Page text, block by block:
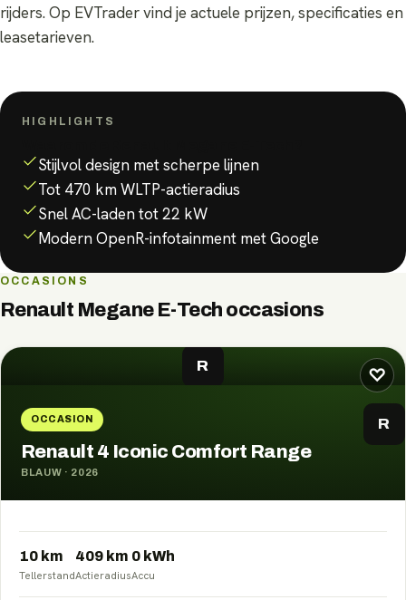
rijders. Op EVTrader vind je actuele prijzen, specificaties en
leasetarieven.
HIGHLIGHTS
Stijlvol design met scherpe lijnen
Tot 470 km WLTP-actieradius
Snel AC-laden tot 22 kW
Modern OpenR-infotainment met Google
OCCASIONS
Renault Megane E-Tech occasions
♡
R
OCCASION R
Renault 4 Iconic Comfort Range
BLAUW · 2026
10 km
Tellerstand
409 km
Actieradius
0 kWh
Accu